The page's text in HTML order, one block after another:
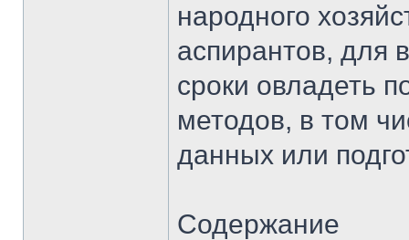
народного
аспирантов, для
сроки овладеть
методов, в том
данных или
Содержание